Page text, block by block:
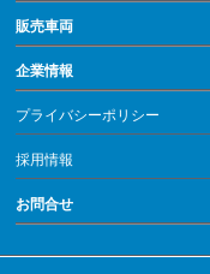
販売車両
企業情報
プライバシーポリシー
採用情報
お問合せ